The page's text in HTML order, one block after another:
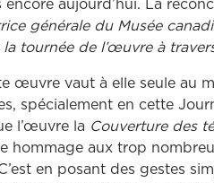
générale du Musée
tournée de l’œuvre à
œuvre vaut à elle seule au
spécialement en cette
l’œuvre la Couverture des
hommage aux trop
en posant des gestes